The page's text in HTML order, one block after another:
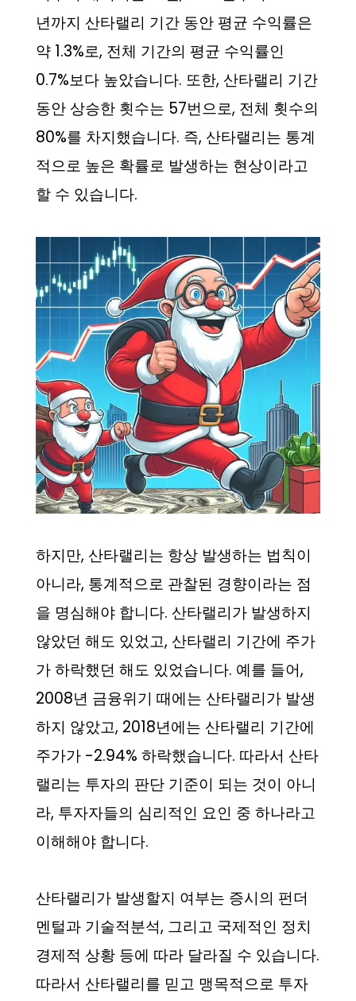
년까지 산타랠리 기간 동안 평균 수익률은
약 1.3%로, 전체 기간의 평균 수익률인
0.7%보다 높았습니다. 또한, 산타랠리 기간
동안 상승한 횟수는 57번으로, 전체 횟수의
80%를 차지했습니다. 즉, 산타랠리는 통계
적으로 높은 확률로 발생하는 현상이라고
할 수 있습니다.
하지만, 산타랠리는 항상 발생하는 법칙이
아니라, 통계적으로 관찰된 경향이라는 점
을 명심해야 합니다. 산타랠리가 발생하지
않았던 해도 있었고, 산타랠리 기간에 주가
가 하락했던 해도 있었습니다. 예를 들어,
2008년 금융위기 때에는 산타랠리가 발생
하지 않았고, 2018년에는 산타랠리 기간에
주가가 -2.94% 하락했습니다. 따라서 산타
랠리는 투자의 판단 기준이 되는 것이 아니
라, 투자자들의 심리적인 요인 중 하나라고
이해해야 합니다.
산타랠리가 발생할지 여부는 증시의 펀더
멘털과 기술적분석, 그리고 국제적인 정치
경제적 상황 등에 따라 달라질 수 있습니다.
따라서 산타랠리를 믿고 맹목적으로 투자